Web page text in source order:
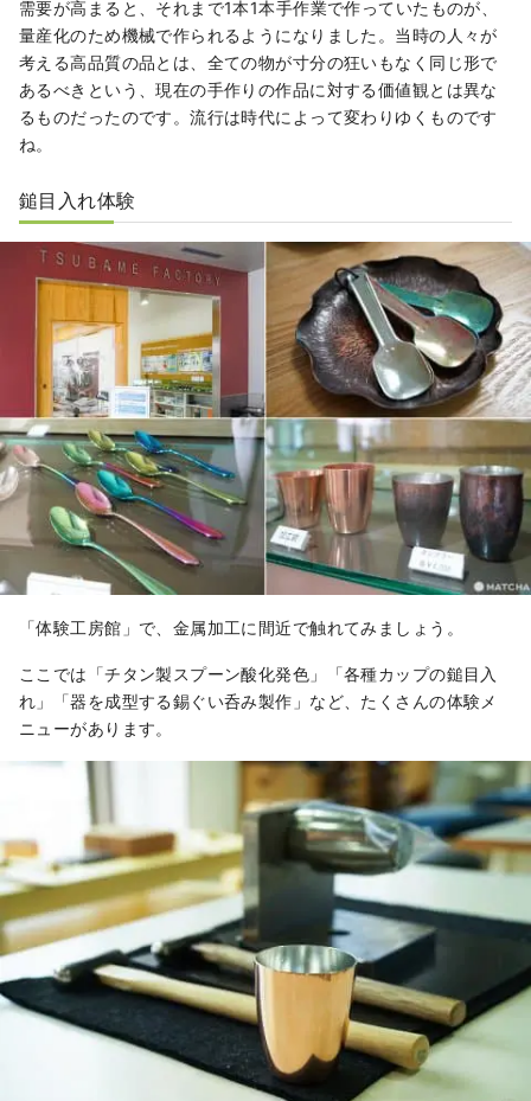
需要が高まると、それまで1本1本手作業で作っていたものが、
量産化のため機械で作られるようになりました。当時の人々が
考える高品質の品とは、全ての物が寸分の狂いもなく同じ形で
あるべきという、現在の手作りの作品に対する価値観とは異な
るものだったのです。流行は時代によって変わりゆくものです
ね。
鎚目入れ体験
「体験工房館 」で、金属加工に間近で触れてみましょう。
ここでは「チタン製スプーン酸化発色」「各種カップの鎚目入
れ」「器を成型する錫ぐい呑み製作」など、たくさんの体験メ
ニューがあります。